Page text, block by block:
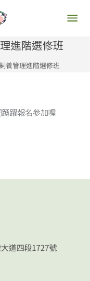
主
進階選修班
養管理進階選修班
躍報名參加喔
道四段1727號